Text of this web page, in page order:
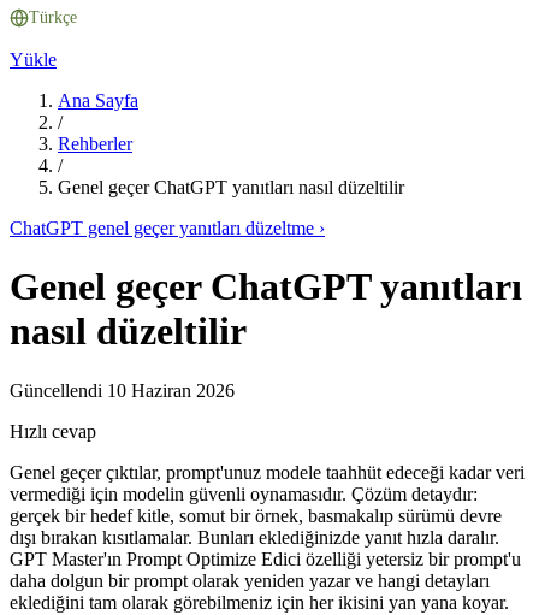
Türkçe
Yükle
Ana Sayfa
/
Rehberler
/
Genel geçer ChatGPT yanıtları nasıl düzeltilir
ChatGPT genel geçer yanıtları düzeltme ›
Genel geçer ChatGPT yanıtları
nasıl düzeltilir
Güncellendi 10 Haziran 2026
Hızlı cevap
Genel geçer çıktılar, prompt'unuz modele taahhüt edeceği kadar veri
vermediği için modelin güvenli oynamasıdır. Çözüm detaydır:
gerçek bir hedef kitle, somut bir örnek, basmakalıp sürümü devre
dışı bırakan kısıtlamalar. Bunları eklediğinizde yanıt hızla daralır.
GPT Master'ın Prompt Optimize Edici özelliği yetersiz bir prompt'u
daha dolgun bir prompt olarak yeniden yazar ve hangi detayları
eklediğini tam olarak görebilmeniz için her ikisini yan yana koyar.